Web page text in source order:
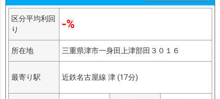
区分平均利回
り
-%
所在地 三重県津市一身田上津部田３０１６
最寄り駅 近鉄名古屋線 津 (17分)